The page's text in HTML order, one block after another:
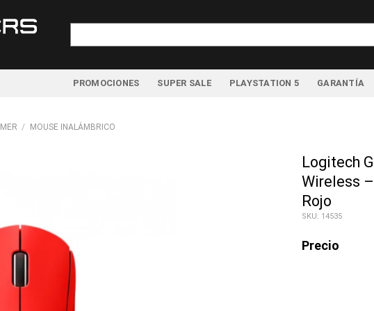
PROMOCIONES SUPER SALE PLAYSTATION 5 GARANTÍA
/ MOUSE INALÁMBRICO
Logitech
Wireless
Rojo
SKU: 14535
Precio